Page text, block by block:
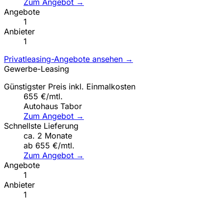
Angebote
1
Anbieter
1
Privatleasing-Angebote ansehen →
Gewerbe-Leasing
Günstigster Preis inkl. Einmalkosten
655 €/mtl.
Autohaus Tabor
Zum Angebot →
Schnellste Lieferung
ca. 2 Monate
ab 655 €/mtl.
Zum Angebot →
Angebote
1
Anbieter
1